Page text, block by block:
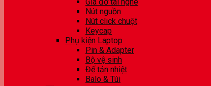
Nút nguồn
Nút click chuột
Keycap
Phụ kiện Laptop
Pin & Adapter
Bộ vệ sinh
Đế tản nhiệt
Balo & Túi